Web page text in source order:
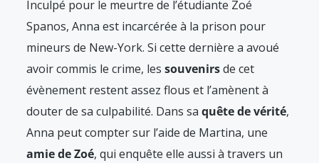
Inculpé pour le meurtre de l’étudiante Zoé
Spanos, Anna est incarcérée à la prison pour
mineurs de New-York. Si cette dernière a avoué
avoir commis le crime, les souvenirsde cet
évènement restent assez flous et l’amènent à
douter de sa culpabilité. Dans sa quête de vérité,
Anna peut compter sur l’aide de Martina, une
amie de Zoé, qui enquête elle aussi à travers un